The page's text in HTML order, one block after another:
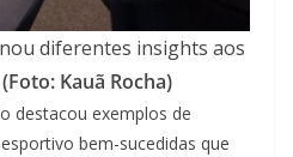
diferentes insights aos
(Foto: Kauã Rocha)
destacou exemplos de
bem-sucedidas que